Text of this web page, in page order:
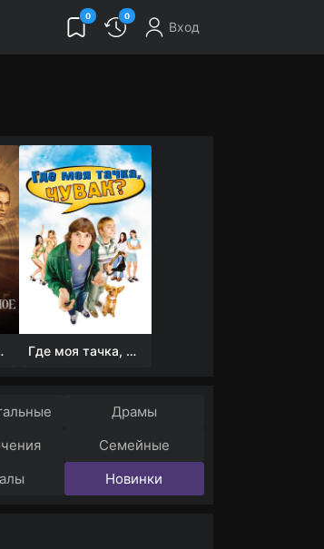
0 0
Вход
Где моя тачка, чувак?
Драмы
Семейные
Новинки